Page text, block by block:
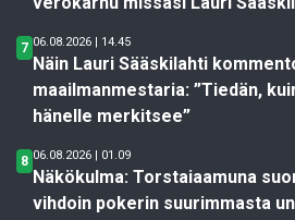
7 06.08.2026 | 14.45
Näin Lauri Sääskilahti
maailmanmestaria: ”Tiedän,
hänelle merkitsee”
8 06.08.2026 | 01.09
Näkökulma: Torstaiaamuna
vihdoin pokerin suurimmasta